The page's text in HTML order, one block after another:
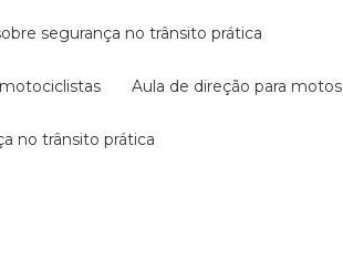
segurança no trânsito prática
motociclistas aula de direção para motos
no trânsito prática